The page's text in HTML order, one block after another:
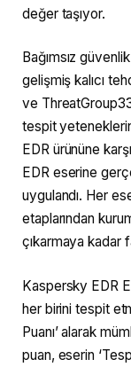
değer taşıyor.
Bağımsız
gelişmiş kalıcı
ve
tespit
EDR ürününe
EDR eserine
uygulandı. Her
etaplarından
çıkarmaya kadar
Kaspersky EDR
her birini tespit
Puanı’ alarak
puan, eserin